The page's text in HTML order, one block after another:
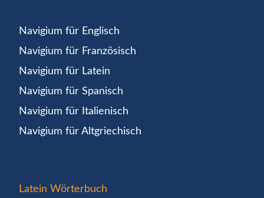
Navigium für Englisch
Navigium für Französisch
Navigium für Latein
Navigium für Spanisch
Navigium für Italienisch
Navigium für Altgriechisch
Latein Wörterbuch